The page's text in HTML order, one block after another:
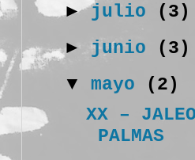
►julio (3)
► junio (3)
▼ mayo
(2)
XX –
PALMAS